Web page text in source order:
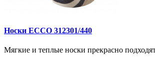
Носки ECCO 312301/440
Мягкие и теплые носки прекрасно